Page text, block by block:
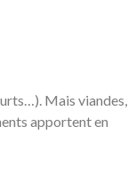
Mais viandes,
apportent en